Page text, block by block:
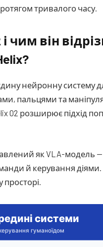
тривалого часу.
чим він
нейронну систему
пальцями та
02 розширює підхід
як VLA-модель —
й керування діями.
просторі.